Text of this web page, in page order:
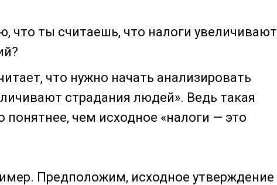
что ты считаешь, что налоги увеличивают
что нужно начать анализировать
страдания людей». Ведь такая
чем исходное «налоги — это
Предположим, исходное утверждение